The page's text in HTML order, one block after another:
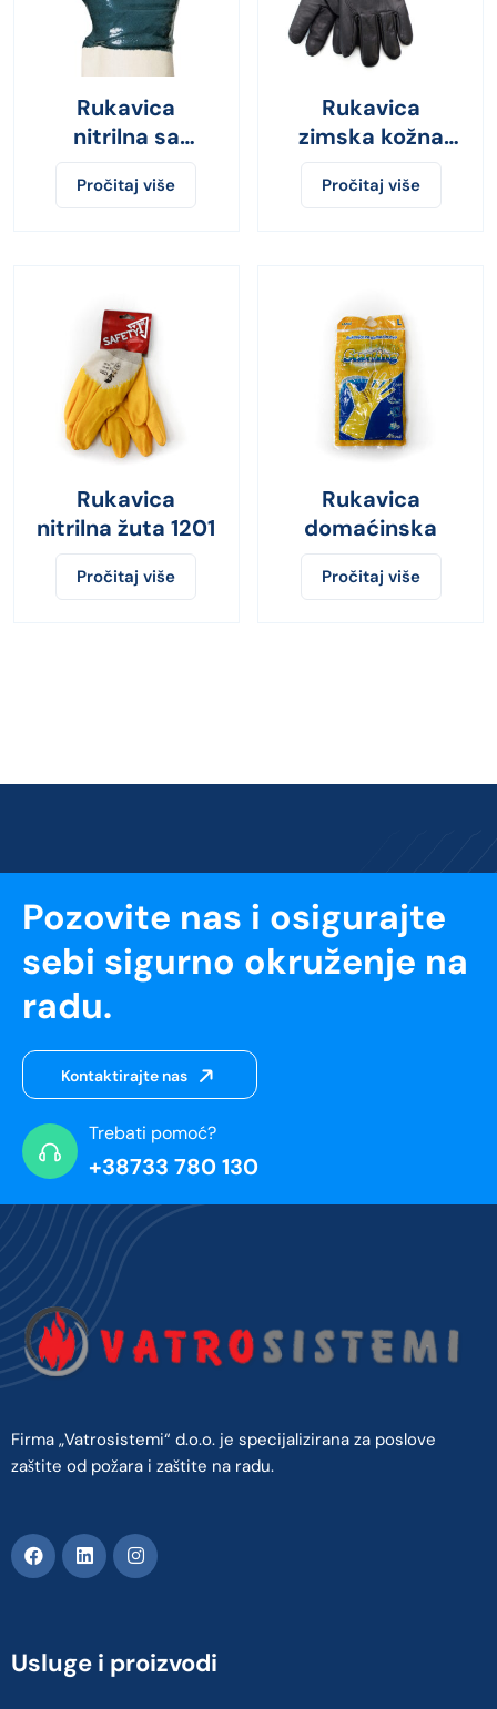
Rukavica
nitrilna sa
manžetom
9620
Pročitaj više
Rukavica
zimska kožna
2475
Pročitaj više
Rukavica
nitrilna žuta 1201
Pročitaj više
Rukavica
domaćinska
Pročitaj više
Pozovite nas i osigurajte
sebi sigurno okruženje na
radu.
Kontaktirajte nas
Trebati pomoć?
+38733 780 130
Firma „Vatrosistemi“ d.o.o. je specijalizirana za poslove
zaštite od požara i zaštite na radu.
Usluge i proizvodi